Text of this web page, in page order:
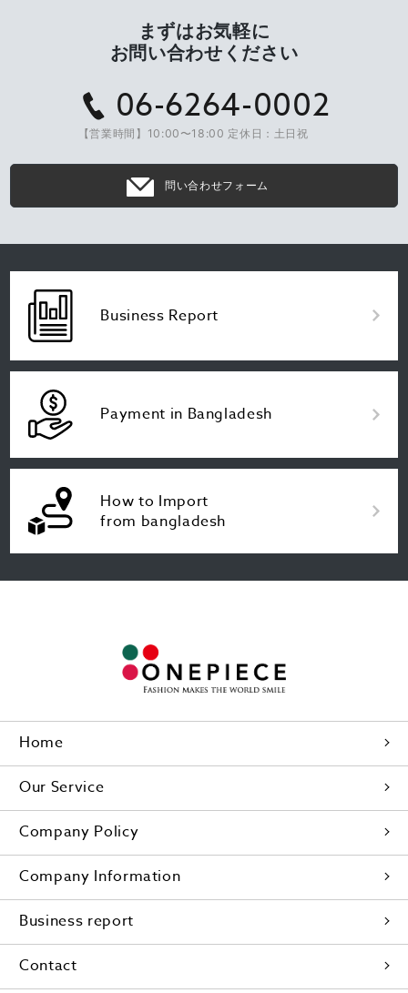
まずはお気軽に
お問い合わせください
06-6264-0002
【営業時間】10:00〜18:00 定休日：土日祝
問い合わせフォーム
Business Report
Payment in Bangladesh
How to Import
from bangladesh
Home
Our Service
Company Policy
Company Information
Business report
Contact